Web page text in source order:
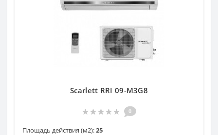
Scarlett RRI 09-M3G8
0
Площадь действия (м2):25